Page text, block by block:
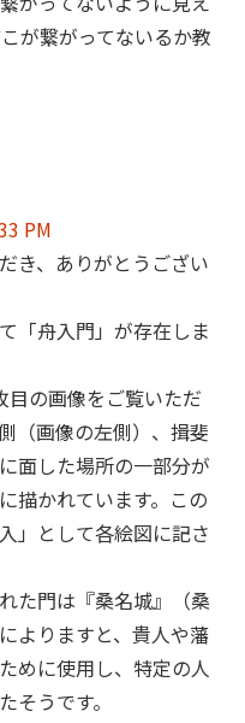
が繋がってないるか教
PM
き、ありがとうござい
「舟入門」が存在しま
目の画像をご覧いただ
（画像の左側）、揖斐
面した場所の一部分が
描かれています。この
」として各絵図に記さ
た門は『桑名城』（桑
よりますと、貴人や藩
めに使用し、特定の人
そうです。